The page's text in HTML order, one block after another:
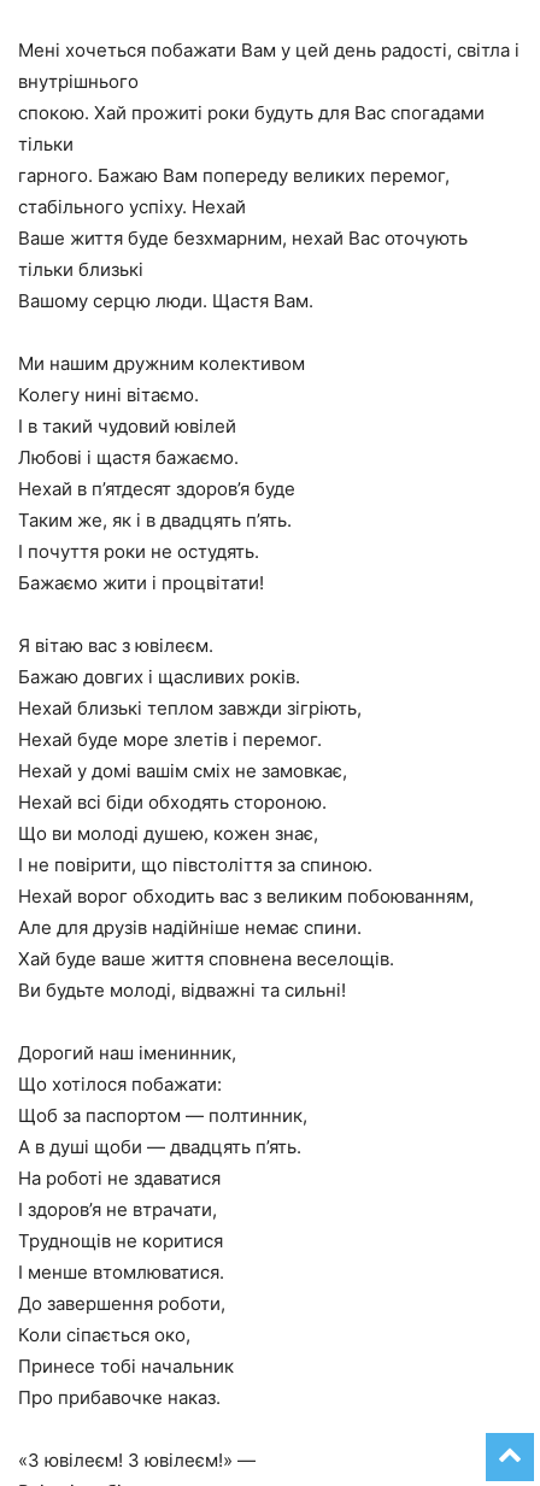
Мені хочеться побажати Вам у цей день радості, світла і
внутрішнього
спокою. Хай прожиті роки будуть для Вас спогадами
тільки
гарного. Бажаю Вам попереду великих перемог,
стабільного успіху. Нехай
Ваше життя буде безхмарним, нехай Вас оточують
тільки близькі
Вашому серцю люди. Щастя Вам.
Ми нашим дружним колективом
Колегу нині вітаємо.
І в такий чудовий ювілей
Любові і щастя бажаємо.
Нехай в п’ятдесят здоров’я буде
Таким же, як і в двадцять п’ять.
І почуття роки не остудять.
Бажаємо жити і процвітати!
Я вітаю вас з ювілеєм.
Бажаю довгих і щасливих років.
Нехай близькі теплом завжди зігріють,
Нехай буде море злетів і перемог.
Нехай у домі вашім сміх не замовкає,
Нехай всі біди обходять стороною.
Що ви молоді душею, кожен знає,
І не повірити, що півстоліття за спиною.
Нехай ворог обходить вас з великим побоюванням,
Але для друзів надійніше немає спини.
Хай буде ваше життя сповнена веселощів.
Ви будьте молоді, відважні та сильні!
Дорогий наш іменинник,
Що хотілося побажати:
Щоб за паспортом — полтинник,
А в душі щоби — двадцять п’ять.
На роботі не здаватися
І здоров’я не втрачати,
Труднощів не коритися
І менше втомлюватися.
До завершення роботи,
Коли сіпається око,
Принесе тобі начальник
Про прибавочке наказ.
«З ювілеєм! З ювілеєм!» —